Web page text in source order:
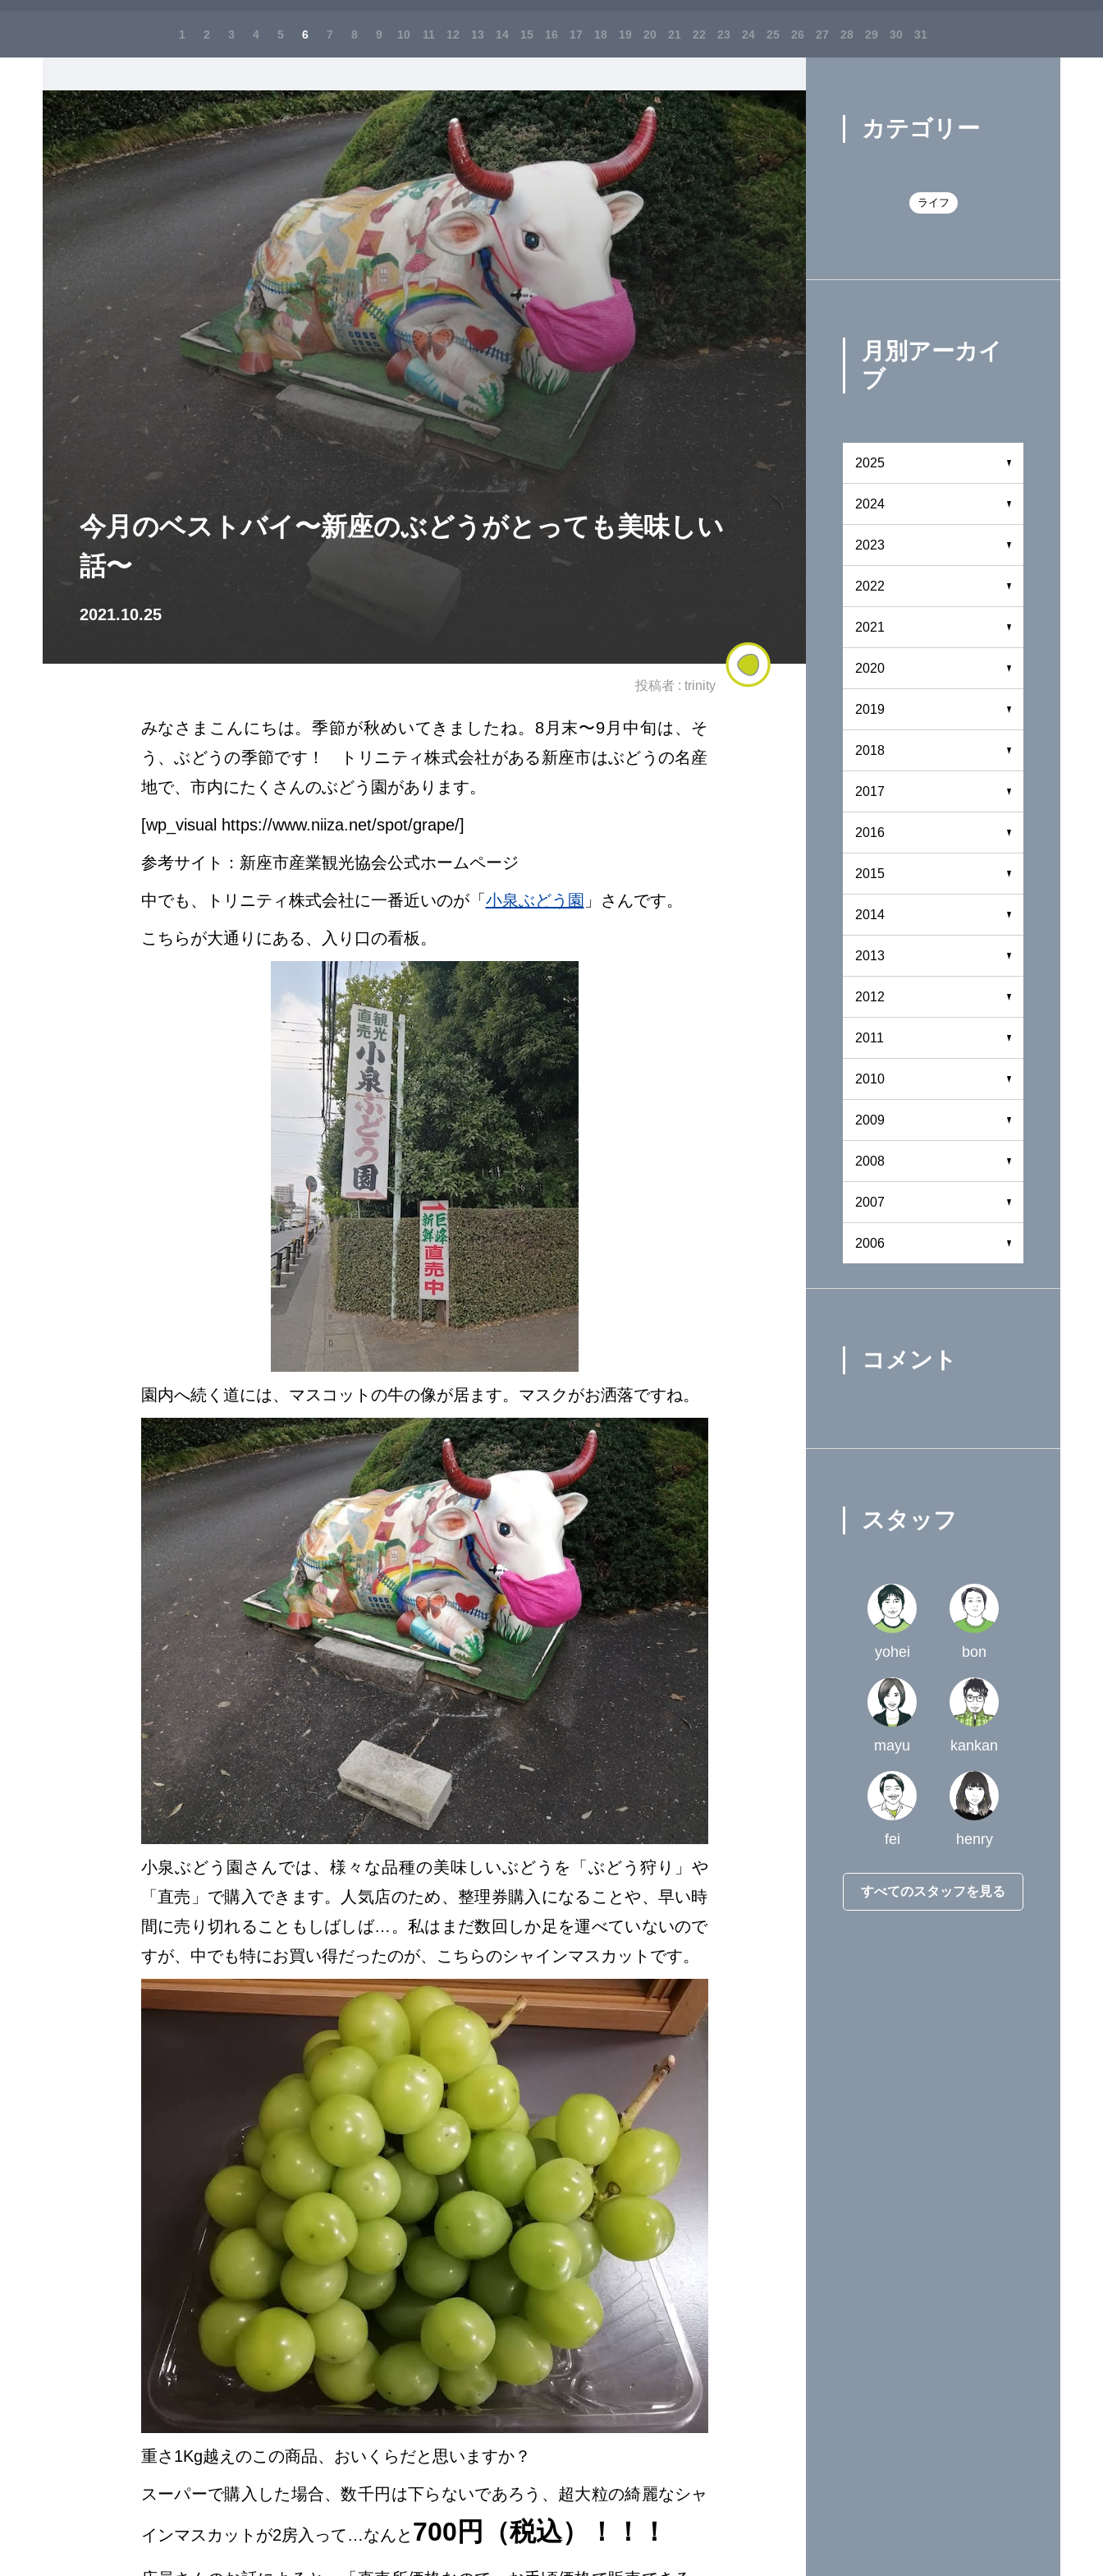
1 2 3 4 5 6 7 8 9 10 11 12 13 14 15 16 17 18 19 20 21 22 23 24 25 26 27 28 29 30 31
今月のベストバイ〜新座のぶどうがとっても美味しい
話〜
2021.10.25
投稿者 : trinity
みなさまこんにちは。季節が秋めいてきましたね。8月末〜9月中旬は、そ
う、ぶどうの季節です！ トリニティ株式会社がある新座市はぶどうの名産
地で、市内にたくさんのぶどう園があります。
[wp_visual https://www.niiza.net/spot/grape/]
参考サイト：新座市産業観光協会公式ホームページ
中でも、トリニティ株式会社に一番近いのが「 小泉ぶどう園 」さんです。
こちらが大通りにある、入り口の看板。
園内へ続く道には、マスコットの牛の像が居ます。マスクがお洒落ですね。
小泉ぶどう園さんでは、様々な品種の美味しいぶどうを「ぶどう狩り」や
「直売」で購入できます。人気店のため、整理券購入になることや、早い時
間に売り切れることもしばしば…。私はまだ数回しか足を運べていないので
すが、中でも特にお買い得だったのが、こちらのシャインマスカットです。
重さ1Kg越えのこの商品、おいくらだと思いますか？
スーパーで購入した場合、数千円は下らないであろう、超大粒の綺麗なシャ
インマスカットが2房入って…なんと 700円（税込）！！！
カテゴリー
ライフ
月別アーカイ
ブ
2025
2024
2023
2022
2021
2020
2019
2018
2017
2016
2015
2014
2013
2012
2011
2010
2009
2008
2007
2006
コメント
スタッフ
yohei bon
mayu kankan
fei henry
すべてのスタッフを見る